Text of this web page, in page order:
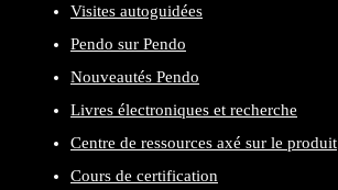
Visites autoguidées
Pendo sur Pendo
Nouveautés Pendo
Livres électroniques et recherche
Centre de ressources axé sur le produit
Cours de certification